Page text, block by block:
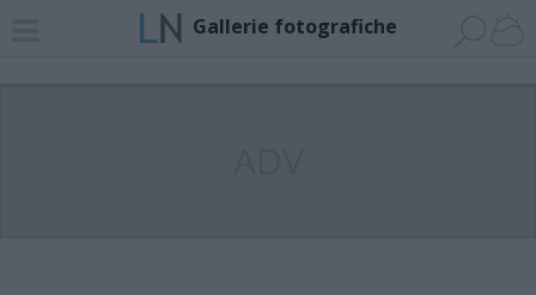
Gallerie fotografiche